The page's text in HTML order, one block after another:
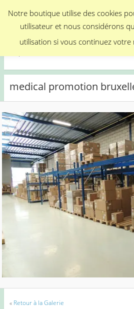
Menu
Medical Promotion
medical promotion
« Retour à la Galerie
Notre boutique utilise des cookies
utilisateur et nous considérons
utilisation si vous continuez votre